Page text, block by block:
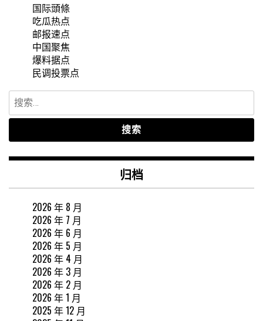
国际頭條
吃瓜热点
邮报速点
中国聚焦
爆料据点
民调投票点
搜
索：
归档
2026 年 8 月
2026 年 7 月
2026 年 6 月
2026 年 5 月
2026 年 4 月
2026 年 3 月
2026 年 2 月
2026 年 1 月
2025 年 12 月